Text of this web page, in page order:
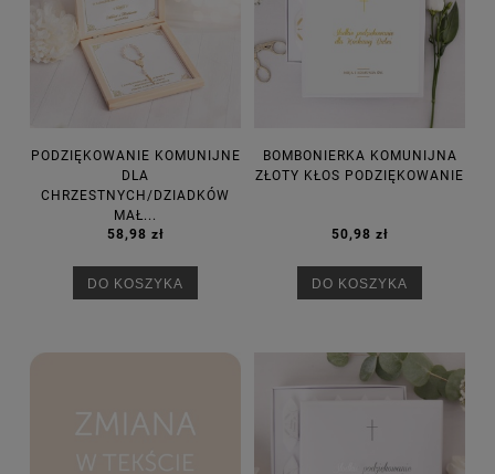
PODZIĘKOWANIE KOMUNIJNE
DLA
CHRZESTNYCH/DZIADKÓW
MAŁ...
58,98 zł
DO KOSZYKA
BOMBONIERKA KOMUNIJNA
ZŁOTY KŁOS PODZIĘKOWANIE
50,98 zł
DO KOSZYKA